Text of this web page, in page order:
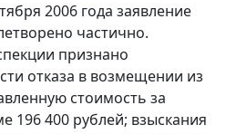
2006 года заявление
частично.
признано
отказа в возмещении из
стоимость за
196 400 рублей; взыскания